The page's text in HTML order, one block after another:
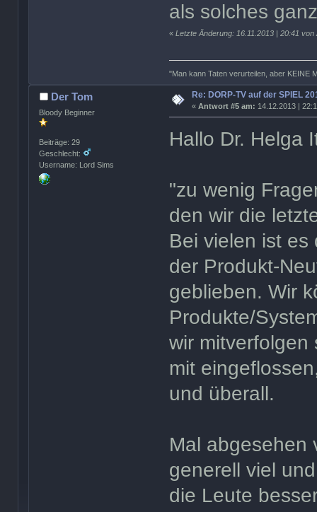
als solches
«Letzte Änderung: 16.11.2013 | 20:41 von
"Man kann Taten verurteilen, aber KEINE
Der Tom
Bloody Beginner
Beiträge: 29
Geschlecht:
Username: Lord Sims
Re: DORP-TV auf der SPIEL
«Antwort #5 am: 14.12.2013 |
Hallo Dr. Helga
"zu wenig
den wir die
Bei vielen ist
der Produkt-
geblieben. Wir
Produkte/
wir
mit
und überall.
Mal abgesehen
generell viel
die Leute